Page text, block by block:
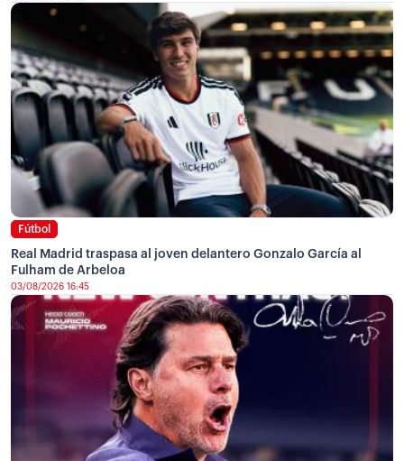
Fútbol
Real Madrid traspasa al joven delantero Gonzalo García al
Fulham de Arbeloa
03/08/2026 16:45